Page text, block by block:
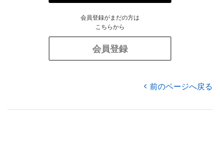
会員登録がまだの方は
こちらから
会員登録
前のページへ戻る